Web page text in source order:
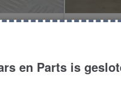
en Parts is